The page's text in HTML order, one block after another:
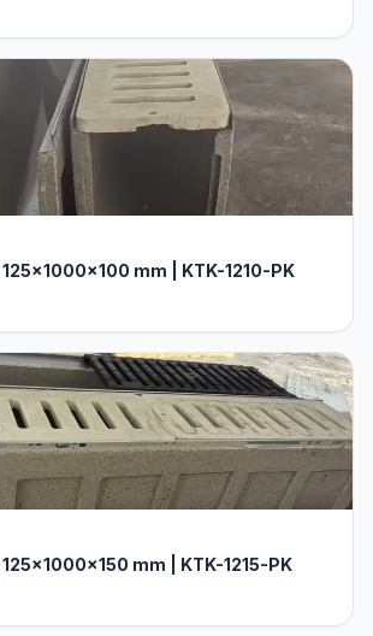
125x1000x100 mm | KTK-1210-PK
mm | KTK-1215-PK